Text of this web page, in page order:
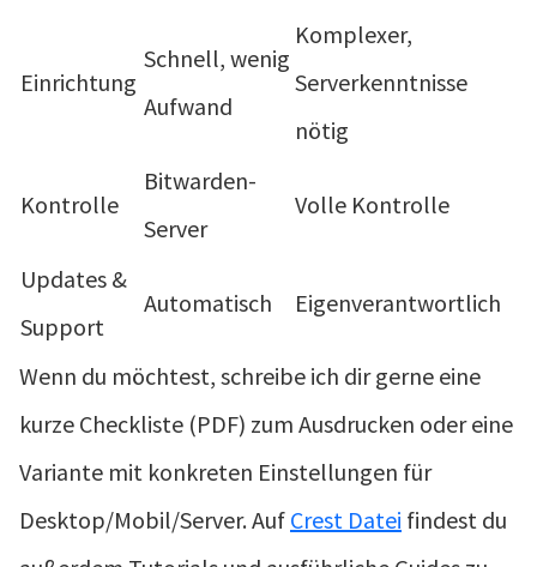
Einrichtung
Schnell, wenig
Aufwand
Komplexer,
Serverkenntnisse
nötig
Kontrolle
Bitwarden-
Server
Volle Kontrolle
Updates &
Support
Automatisch Eigenverantwortlich
Wenn du möchtest, schreibe ich dir gerne eine
kurze Checkliste (PDF) zum Ausdrucken oder eine
Variante mit konkreten Einstellungen für
Desktop/Mobil/Server. Auf Crest Datei findest du